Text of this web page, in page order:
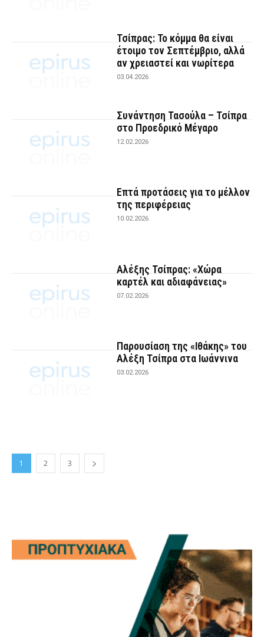
Τσίπρας: Το κόμμα θα είναι
έτοιμο τον Σεπτέμβριο, αλλά
αν χρειαστεί και νωρίτερα
03.04.2026
Συνάντηση Τασούλα – Τσίπρα
στο Προεδρικό Μέγαρο
12.02.2026
Επτά προτάσεις για το μέλλον
της περιφέρειας
10.02.2026
Αλέξης Τσίπρας: «Χώρα
καρτέλ και αδιαφάνειας»
07.02.2026
Παρουσίαση της «Ιθάκης» του
Αλέξη Τσίπρα στα Ιωάννινα
03.02.2026
1 2 3